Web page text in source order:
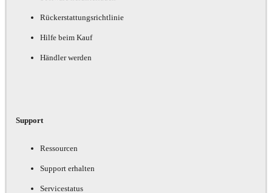
Rückerstattungsrichtlinie
Hilfe beim Kauf
Händler werden
Support
Ressourcen
Support erhalten
Servicestatus